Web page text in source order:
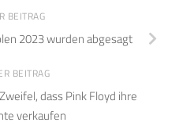
BEITRAG
2023 wurden abgesagt
BEITRAG
dass Pink Floyd ihre
verkaufen